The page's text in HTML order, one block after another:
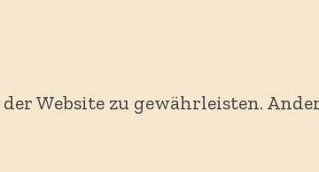
Website zu gewährleisten.